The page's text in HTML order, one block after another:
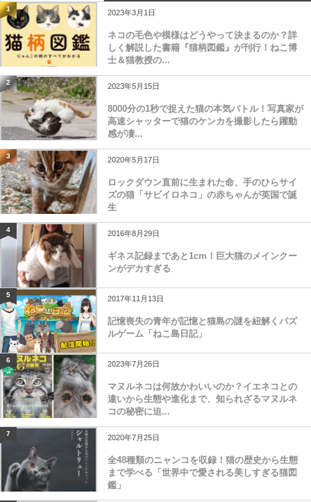
1 2023年3月1日
ネコの毛色や模様はどうやって決まるのか？詳
しく解説した書籍『猫柄図鑑』が刊行！ねこ博
士＆猫教授の...
2 2023年5月15日
8000分の1秒で捉えた猫の本気バトル！写真家が
高速シャッターで猫のケンカを撮影したら躍動
感が凄...
3 2020年5月17日
ロックダウン直前に生まれた命、手のひらサイ
ズの猫「サビイロネコ」の赤ちゃんが英国で誕
生
4 2016年8月29日
ギネス記録まであと1cm！巨大猫のメインクー
ンがデカすぎる
5 2017年11月13日
記憶喪失の青年が記憶と猫島の謎を紐解くパズ
ルゲーム「ねこ島日記」
6 2023年7月26日
マヌルネコは何故かわいいのか？イエネコとの
違いから生態や進化まで、知られざるマヌルネ
コの秘密に迫...
7 2020年7月25日
全48種類のニャンコを収録！猫の歴史から生態
まで学べる「世界中で愛される美しすぎる猫図
鑑」